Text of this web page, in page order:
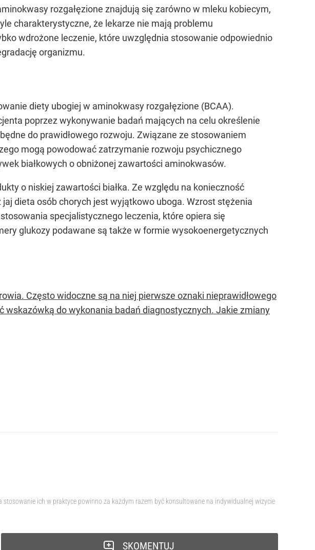
rozgałęzione znajdują się zarówno w mleku kobiecym,
charakterystyczne, że lekarze nie mają problemu
wdrożone leczenie, które uwzględnia stosowanie odpowiednio
organizmu.
diety ubogiej w aminokwasy rozgałęzione (BCAA).
poprzez wykonywanie badań mających na celu określenie
do prawidłowego rozwoju. Związane ze stosowaniem
mogą powodować zatrzymanie rozwoju psychicznego
białkowych o obniżonej zawartości aminokwasów.
o niskiej zawartości białka. Ze względu na konieczność
dieta osób chorych jest wyjątkowo uboga. Wzrost stężenia
specjalistycznego leczenia, które opiera się
glukozy podawane są także w formie wysokoenergetycznych
Często widoczne są na niej pierwsze oznaki nieprawidłowego
wskazówką do wykonania badań diagnostycznych. Jakie zmiany
ich w praktyce powinno za każdym razem być konsultowane na indywidualnej wizycie
SKOMENTUJ